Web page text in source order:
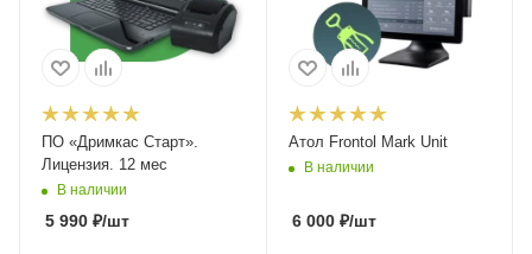
ПО «Дримкас Старт».
Лицензия. 12 мес
В наличии
5 990 ₽/шт
Атол Frontol Mark Unit
В наличии
6 000₽/шт